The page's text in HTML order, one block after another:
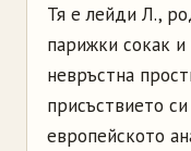
Тя е лейди Л.,
парижки сокак и
невръстна
присъствието
европейското